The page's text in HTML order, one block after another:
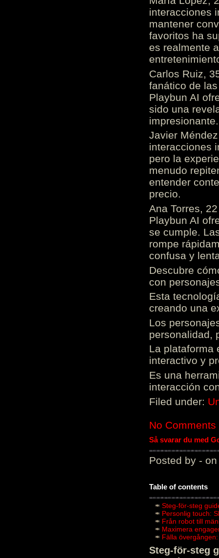
interacciones
mantener
favoritos ha
es realmente
Carlos Ruiz,
fanático de
Playbun AI
sido una
Javier
interacciones
pero la
menudo
entender
precio.
Ana Torres,
Playbun AI
se cumple.
rompe
confusa y
Descubre
con
Esta
creando una
Los
personalidad,
La plataforma
interactivo y
Es una
interacción
Filed under:
No Comments
Så svarar du med
Posted by - on
Table of contents
Steg-för-steg
Personlig touch:
Från robot till
Maximera
Fälla
Steg-för-steg